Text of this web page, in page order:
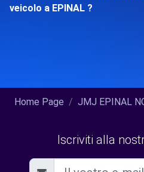
veicolo a EPINAL ?
Home Page JMJ EPINAL
Iscriviti alla